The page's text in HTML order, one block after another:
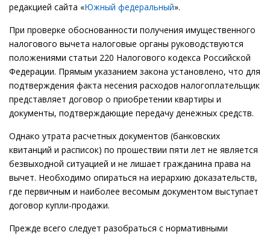
редакцией сайта «Южный федеральный».
При проверке обоснованности получения имущественного
налогового вычета налоговые органы руководствуются
положениями статьи 220 Налогового кодекса Российской
Федерации. Прямым указанием закона установлено, что для
подтверждения факта несения расходов налогоплательщик
представляет договор о приобретении квартиры и
документы, подтверждающие передачу денежных средств.
Однако утрата расчетных документов (банковских
квитанций и расписок) по прошествии пяти лет не является
безвыходной ситуацией и не лишает гражданина права на
вычет. Необходимо опираться на иерархию доказательств,
где первичным и наиболее весомым документом выступает
договор купли-продажи.
Прежде всего следует разобраться с нормативными